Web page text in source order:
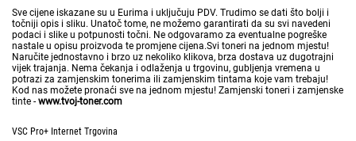
Sve cijene iskazane su u Eurima i uključuju PDV. Trudimo se dati što bolji i
točniji opis i sliku. Unatoč tome, ne možemo garantirati da su svi navedeni
podaci i slike u potpunosti točni. Ne odgovaramo za eventualne pogreške
nastale u opisu proizvoda te promjene cijena.Svi toneri na jednom mjestu!
Naručite jednostavno i brzo uz nekoliko klikova, brza dostava uz dugotrajni
vijek trajanja. Nema čekanja i odlaženja u trgovinu, gubljenja vremena u
potrazi za zamjenskim tonerima ili zamjenskim tintama koje vam trebaju!
Kod nas možete pronaći sve na jednom mjestu! Zamjenski toneri i zamjenske
tinte - www.tvoj-toner.com
VSC Pro+ Internet Trgovina